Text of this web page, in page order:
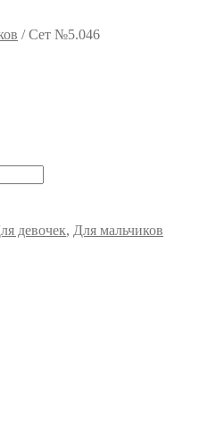
/Сет №5.046
девочек, Для мальчиков